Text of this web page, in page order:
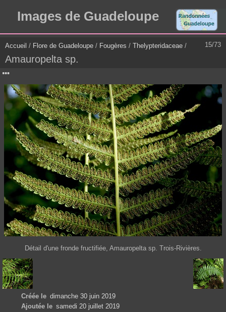
Images de Guadeloupe
15/73
Accueil / Flore de Guadeloupe / Fougères / Thelypteridaceae /
Amauropelta sp.
Détail d'une fronde fructifiée, Amauropelta sp. Trois-Rivières.
Créée le dimanche 30 juin 2019
Ajoutée le samedi 20 juillet 2019